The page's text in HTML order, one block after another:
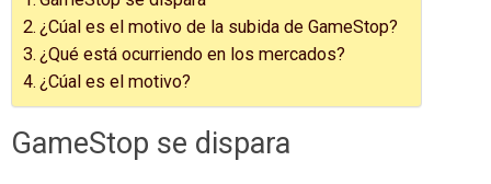
¿Cúal es el motivo de la subida de GameStop?
¿Qué está ocurriendo en los mercados?
¿Cúal es el motivo?
GameStop se dispara